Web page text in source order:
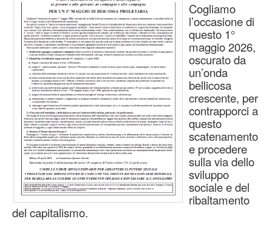
Cogliamo
l’occasione di
questo 1°
maggio 2026,
oscurato da
un’onda
bellicosa
crescente, per
contrapporci a
questo
scatenamento
e procedere
sulla via dello
sviluppo
sociale e del
ribaltamento
del capitalismo.